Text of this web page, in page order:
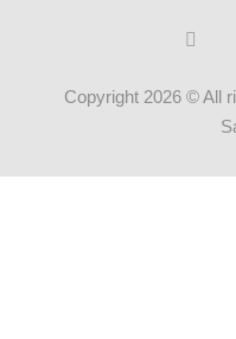
Copyright 2026 © All